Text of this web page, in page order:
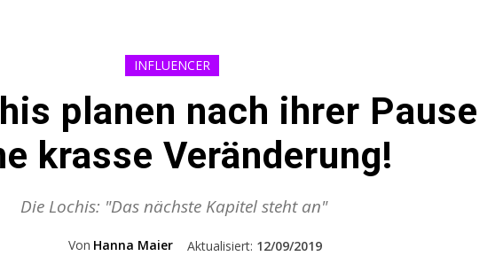
INFLUENCER
planen nach ihrer Pause
krasse Veränderung!
Die Lochis: "Das nächste Kapitel steht an"
Von Hanna Maier Aktualisiert: 12/09/2019